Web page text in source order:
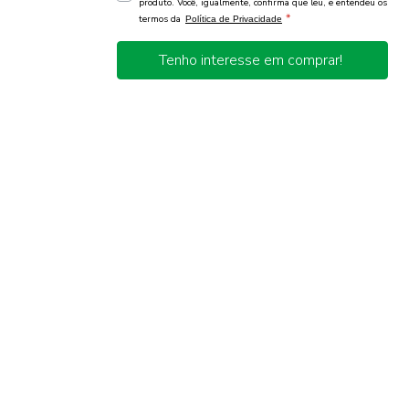
produto. Você, igualmente, confirma que leu, e entendeu os
termos da Política de Privacidade *
Tenho interesse em comprar!